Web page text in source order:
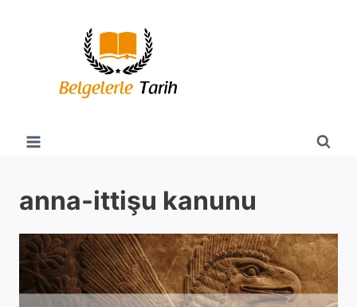
anna-ittişu kanunu